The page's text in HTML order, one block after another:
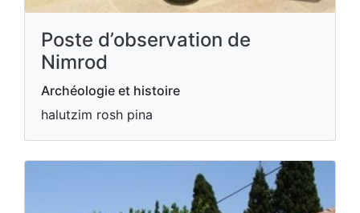
Poste d’observation de
Nimrod
Archéologie et histoire
halutzim rosh pina